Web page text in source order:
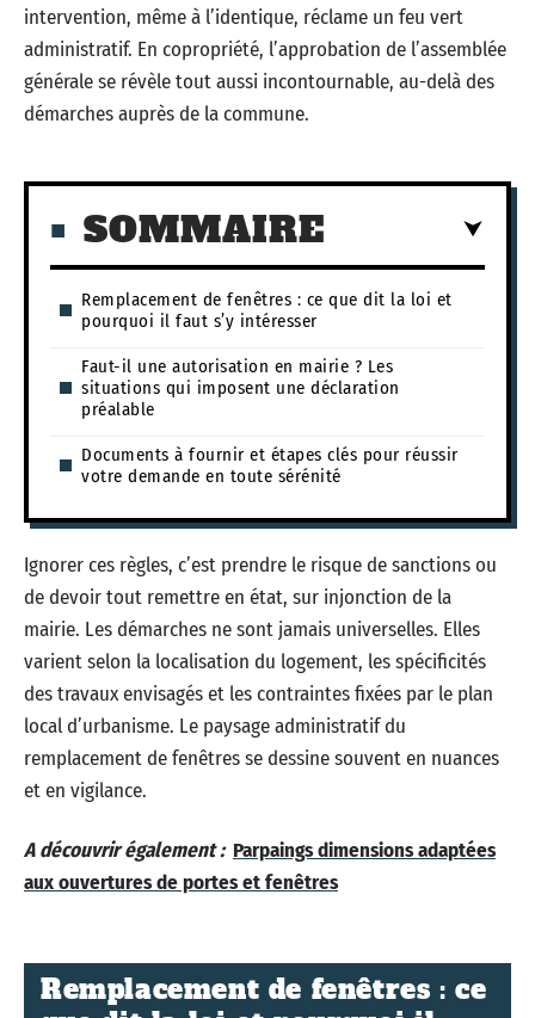
intervention, même à l’identique, réclame un feu vert
administratif. En copropriété, l’approbation de l’assemblée
générale se révèle tout aussi incontournable, au-delà des
démarches auprès de la commune.
SOMMAIRE
Remplacement de fenêtres : ce que dit la loi et
pourquoi il faut s’y intéresser
Faut-il une autorisation en mairie ? Les
situations qui imposent une déclaration
préalable
Documents à fournir et étapes clés pour réussir
votre demande en toute sérénité
Ignorer ces règles, c’est prendre le risque de sanctions ou
de devoir tout remettre en état, sur injonction de la
mairie. Les démarches ne sont jamais universelles. Elles
varient selon la localisation du logement, les spécificités
des travaux envisagés et les contraintes fixées par le plan
local d’urbanisme. Le paysage administratif du
remplacement de fenêtres se dessine souvent en nuances
et en vigilance.
A découvrir également : Parpaings dimensions adaptées
aux ouvertures de portes et fenêtres
Remplacement de fenêtres : ce